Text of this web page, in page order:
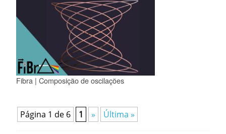
Fibra | Composição de oscilações
Página 1 de 6 1 » Última »